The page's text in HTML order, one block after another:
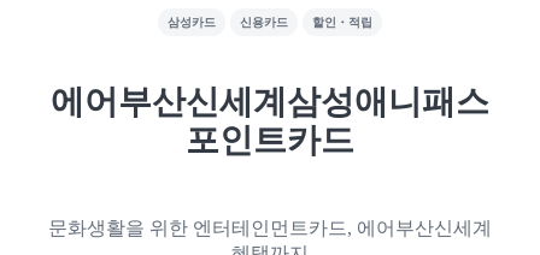
삼성카드 신용카드 할인・적립
에어부산신세계삼성애니패스
포인트카드
문화생활을 위한 엔터테인먼트카드, 에어부산신세계